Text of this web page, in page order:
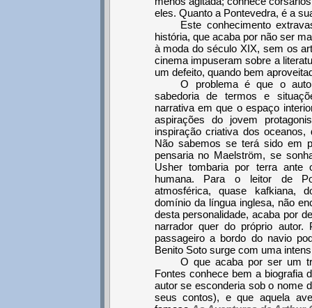
eles. Quanto a Pontevedra, é a
Este conhecimento
história, que acaba por não ser
à moda do século XIX, sem os
cinema impuseram sobre a
um defeito, quando bem
O problema é que o
sabedoria de termos e
narrativa em que o espaço
aspirações do jovem
inspiração criativa dos
Não sabemos se terá sido em
pensaria no Maelström, se
Usher tombaria por terra ante
humana. Para o leitor de
atmosférica, quase kafkiana,
domínio da língua inglesa, não
desta personalidade, acaba por
narrador quer do próprio
passageiro a bordo do navio
Benito Soto surge com uma
O que acaba por ser um
Fontes conhece bem a biografia
autor se esconderia sob o nome
seus contos), e que aquela